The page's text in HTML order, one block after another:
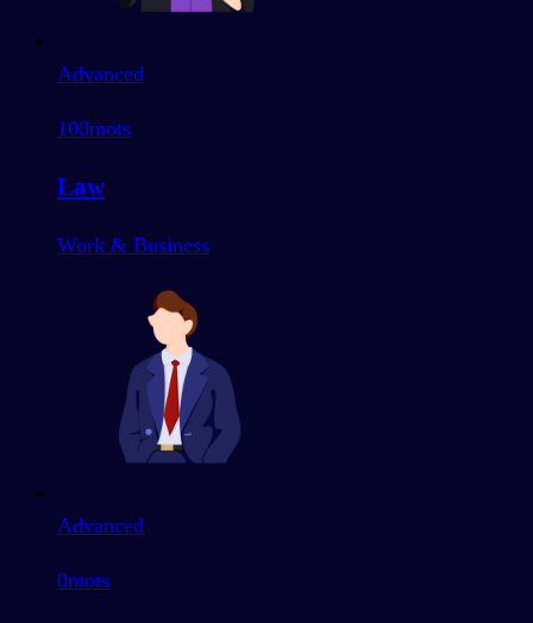
Advanced
100mots
Law
Work & Business
Advanced
0mots